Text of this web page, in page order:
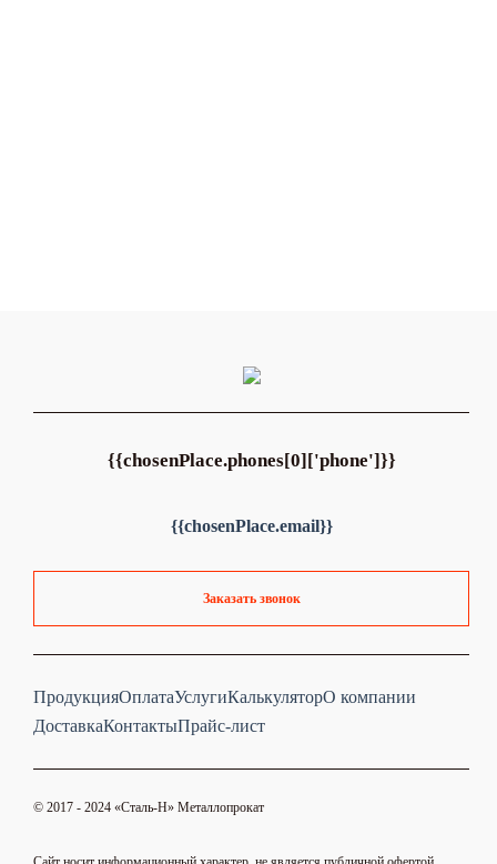
ПродукцияОплатаУслугиКалькуляторО компании
ДоставкаКонтактыПрайс-лист
{{chosenPlace.phones[0]['phone']}}
{{chosenPlace.email}}
Заказать звонок
© 2017 - 2024 «Cталь-Н» Металлопрокат